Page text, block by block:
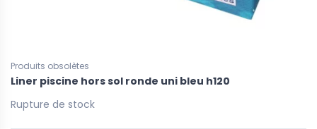
Produits obsolètes
Liner piscine hors sol ronde uni bleu h120
Rupture de stock